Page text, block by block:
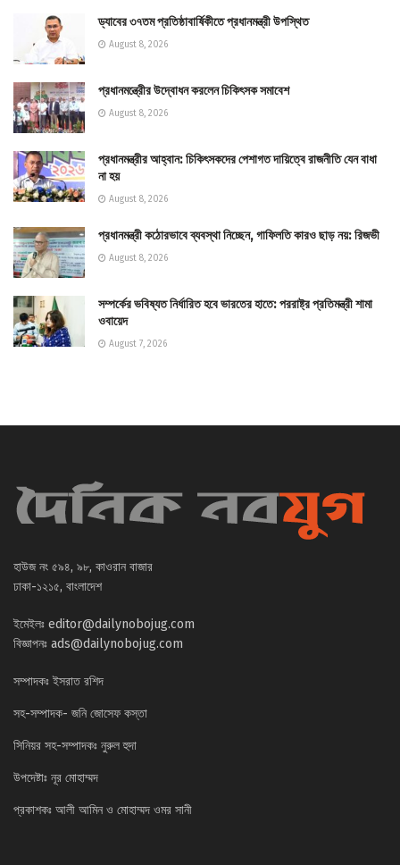
ড্যাবের ৩৭তম প্রতিষ্ঠাবার্ষিকীতে প্রধানমন্ত্রী উপস্থিত
August 8, 2026
প্রধানমন্ত্রীের উদ্বোধন করলেন চিকিৎসক সমাবেশ
August 8, 2026
প্রধানমন্ত্রীর আহ্বান: চিকিৎসকদের পেশাগত দায়িত্বে রাজনীতি যেন বাধা
না হয়
August 8, 2026
প্রধানমন্ত্রী কঠোরভাবে ব্যবস্থা নিচ্ছেন, গাফিলতি কারও ছাড় নয়: রিজভী
August 8, 2026
সম্পর্কের ভবিষ্যত নির্ধারিত হবে ভারতের হাতে: পররাষ্ট্র প্রতিমন্ত্রী শামা
ওবায়েদ
August 7, 2026
হাউজ নং ৫৯৪, ৯৮, কাওরান বাজার
ঢাকা-১২১৫, বাংলাদেশ
ইমেইলঃ editor@dailynobojug.com
বিজ্ঞাপনঃ ads@dailynobojug.com
সম্পাদকঃ ইসরাত রশিদ
সহ-সম্পাদক- জনি জোসেফ কস্তা
সিনিয়র সহ-সম্পাদকঃ নুরুল হুদা
উপদেষ্টাঃ নূর মোহাম্মদ
প্রকাশকঃ আলী আমিন ও মোহাম্মদ ওমর সানী